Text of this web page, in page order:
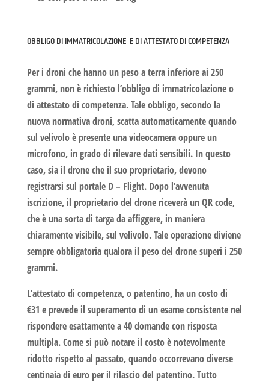
OBBLIGO DI IMMATRICOLAZIONE E DI ATTESTATO DI COMPETENZA
Per i droni che hanno un peso a terra inferiore ai 250
grammi, non è richiesto l’obbligo di immatricolazione o
di attestato di competenza. Tale obbligo, secondo la
nuova normativa droni, scatta automaticamente quando
sul velivolo è presente una videocamera oppure un
microfono, in grado di rilevare dati sensibili. In questo
caso, sia il drone che il suo proprietario, devono
registrarsi sul portale D – Flight. Dopo l’avvenuta
iscrizione, il proprietario del drone riceverà unQR code,
che è una sorta di targa da affiggere, in maniera
chiaramente visibile, sul velivolo. Tale operazione diviene
sempre obbligatoria qualora il peso del drone superi i 250
grammi.
L’attestato di competenza, o patentino, ha un costo di
€31 e prevede il superamento di un esame consistente nel
rispondere esattamente a 40 domande con risposta
multipla. Come si può notare il costo è notevolmente
ridotto rispetto al passato, quando occorrevano diverse
centinaia di euro per il rilascio del patentino. Tutto